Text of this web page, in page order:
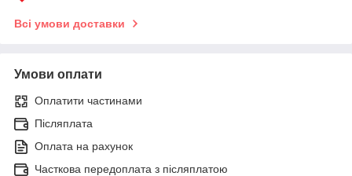
Всі умови доставки
Умови оплати
Оплатити частинами
Післяплата
Оплата на рахунок
Часткова передоплата з післяплатою